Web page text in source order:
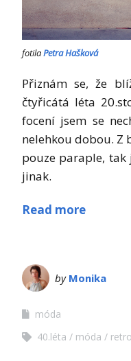
fotilaPetra Hašková
Přiznám se, že
čtyřicátá léta
focení jsem se
nelehkou dobou. Z
pouze paraple,
jinak.
Read more
by Monika
móda
40.léta
móda retro